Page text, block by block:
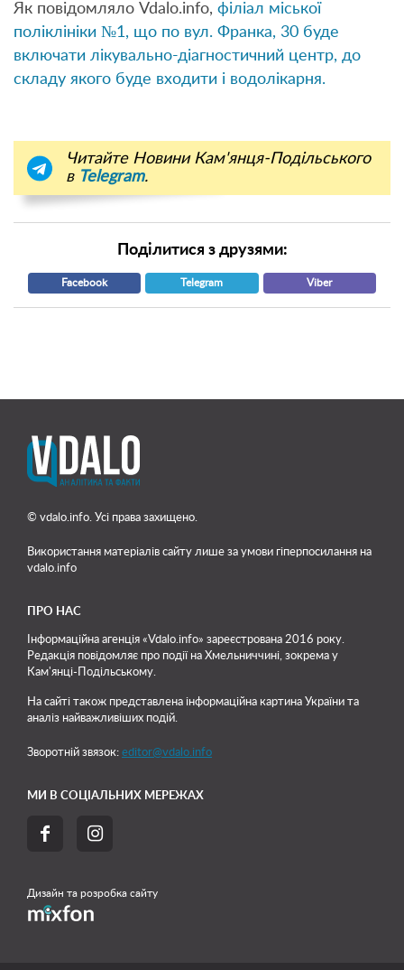
Як повідомляло Vdalo.info, філіал міської
поліклініки №1, що по вул. Франка, 30 буде
включати лікувально-діагностичний центр, до
складу якого буде входити і водолікарня.
Читайте Новини Кам'янця-Подільського
в Telegram.
Поділитися з друзями:
Facebook Telegram Viber
© vdalo.info. Усі права захищено.
Використання матеріалів сайту лише за умови гіперпосилання на
vdalo.info
ПРО НАС
Інформаційна агенція «Vdalo.info» зареєстрована 2016 року.
Редакція повідомляє про події на Хмельниччині, зокрема у
Кам'янці-Подільському.
На сайті також представлена інформаційна картина України та
аналіз найважливіших подій.
Зворотній звязок: editor@vdalo.info
МИ В СОЦІАЛЬНИХ МЕРЕЖАХ
 
Дизайн та розробка сайту